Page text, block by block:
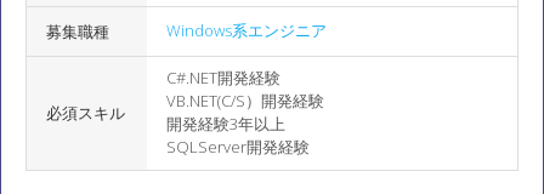
募集職種 Windows系エンジニア
必須スキル
C#.NET開発経験
VB.NET(C/S）開発経験
開発経験3年以上
SQLServer開発経験